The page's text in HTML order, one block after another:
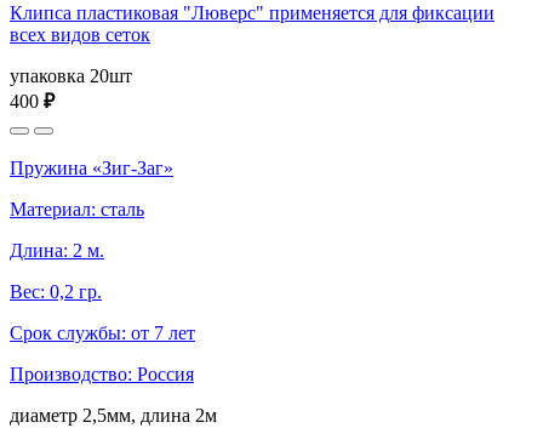
Клипса пластиковая "Люверс" применяется для фиксации
всех видов сеток
упаковка 20шт
400 ₽
Пружина «Зиг-Заг»
Материал: сталь
Длина: 2 м.
Вес: 0,2 гр.
Срок службы: от 7 лет
Производство: Россия
диаметр 2,5мм, длина 2м